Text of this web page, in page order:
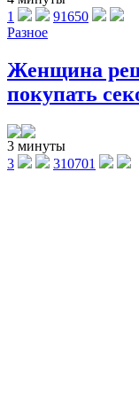
1
91650
Разное
Женщина
покупать
3 минуты
3
310701